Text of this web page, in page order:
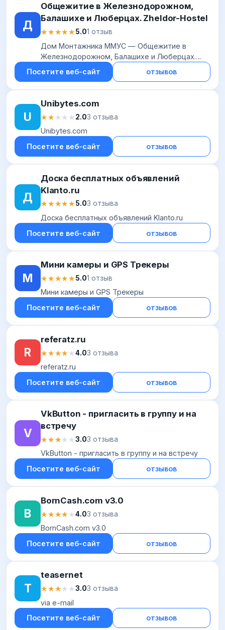
Д
Общежитие в Железнодорожном,
Балашихе и Люберцах. Zheldor-Hostel
★★★★★
★★★★★5.01 отзыв
Дом Монтажника ММУС — Общежитие в
Железнодорожном, Балашихе и Люберцах.
Zheldor-Hostel
Посетите веб-сайт отзывов
U
Unibytes.com
★★★★★
★★★★★2.03 отзыва
Unibytes.com
Посетите веб-сайт
отзывов
Д
Доска бесплатных объявлений
Klanto.ru
★★★★★
★★★★★5.03 отзыва
Доска бесплатных объявлений Klanto.ru
Посетите веб-сайт
отзывов
М
Мини камеры и GPS Трекеры
★★★★★
★★★★★5.01 отзыв
Мини камеры и GPS Трекеры
Посетите веб-сайт
отзывов
R
referatz.ru
★★★★★
★★★★★4.03 отзыва
referatz.ru
Посетите веб-сайт
отзывов
V
VkButton - пригласить в группу и на
встречу
★★★★★
★★★★★3.03 отзыва
VkButton - пригласить в группу и на встречу
Посетите веб-сайт
отзывов
B
BornCash.com v3.0
★★★★★
★★★★★4.03 отзыва
BornCash.com v3.0
Посетите веб-сайт
отзывов
T
teasernet
★★★★★
★★★★★3.03 отзыва
via e-mail
Посетите веб-сайт
отзывов